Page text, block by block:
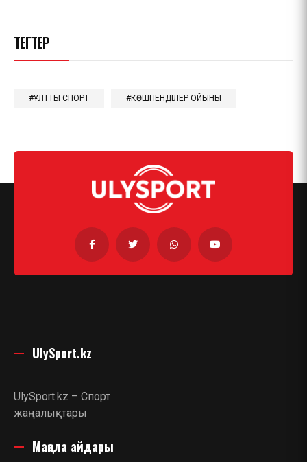
ТЕГТЕР
#ҰЛТТЫҚ СПОРТ #КӨШПЕНДІЛЕР ОЙЫНЫ
UlySport.kz
UlySport.kz – Спорт
жаңалықтары
Мақала айдары